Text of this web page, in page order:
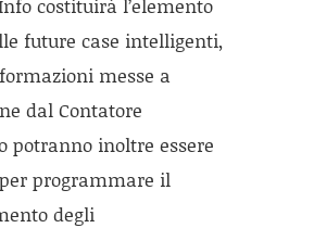
costituirà l’elemento
future case intelligenti,
messe a
dal Contatore
potranno inoltre essere
programmare il
degli